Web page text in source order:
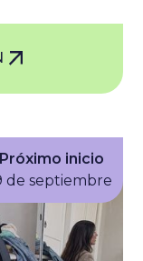
Próximo inicio
de septiembre